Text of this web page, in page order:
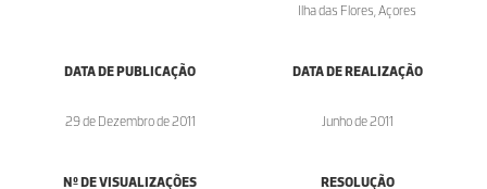
Ilha das Flores, Açores
DATA DE PUBLICAÇÃO
29 de Dezembro de 2011
DATA DE REALIZAÇÃO
Junho de 2011
Nº DE VISUALIZAÇÕES RESOLUÇÃO